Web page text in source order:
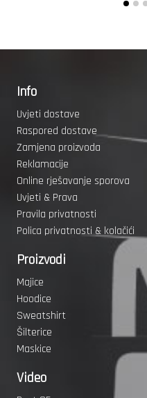
Info
Uvjeti dostave
Raspored dostave
Zamjena proizvoda
Reklamacije
Online rješavanje sporova
Uvjeti & Prava
Pravila privatnosti
Polica privatnosti & kolačići
Proizvodi
Majice
Hoodice
Sweatshirt
Šilterice
Maskice
Video